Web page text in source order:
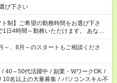
び下さい
制】ご希望の勤務時間をお選び下さ
4時間～勤務いただけます。 あなた
た勤務時間で働きましょう。 その他の
ます。お気軽にご相談下さい。
、8月～のスタートもご相談くださ
/ 40～50代活躍中 / 副業・WワークOK /
/ 10名以上の大量募集 / パソコンスキル不